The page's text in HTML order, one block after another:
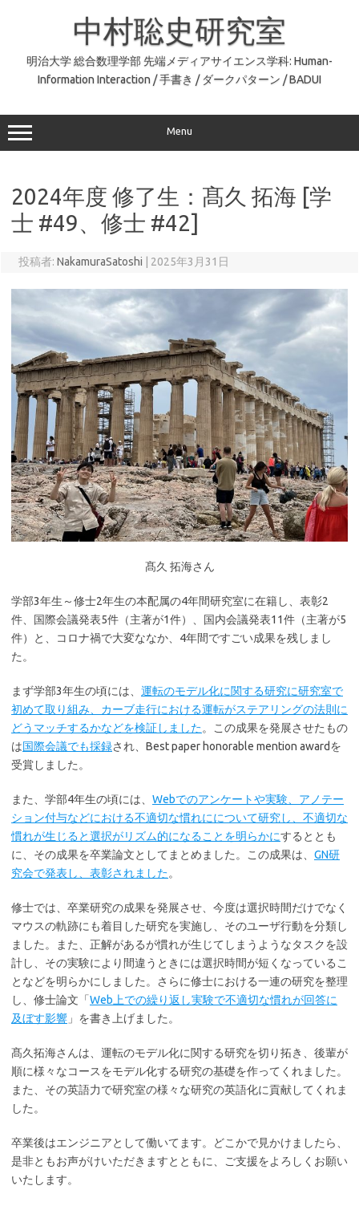
中村聡史研究室
明治大学 総合数理学部 先端メディアサイエンス学科: Human-
Information Interaction / 手書き / ダークパターン / BADUI
Menu
2024年度 修了生：髙久 拓海 [学
士 #49、修士 #42]
投稿者: NakamuraSatoshi 2025年3月31日
髙久 拓海さん
学部3年生～修士2年生の本配属の4年間研究室に在籍し、表彰2
件、国際会議発表5件（主著が1件）、国内会議発表11件（主著が5
件）と、コロナ禍で大変ななか、4年間ですごい成果を残しまし
た。
まず学部3年生の頃には、 運転のモデル化に関する研究に研究室で
初めて取り組み、カーブ走行における運転がステアリングの法則に
どうマッチするかなどを検証しました。この成果を発展させたもの
は国際会議でも採録され、Best paper honorable mention awardを
受賞しました。
また、学部4年生の頃には、 Webでのアンケートや実験、アノテー
ション付与などにおける不適切な慣れにについて研究し、不適切な
慣れが生じると選択がリズム的になることを明らかにするととも
に、その成果を卒業論文としてまとめました。この成果は、 GN研
究会で発表し、表彰されました。
修士では、卒業研究の成果を発展させ、今度は選択時間だけでなく
マウスの軌跡にも着目した研究を実施し、そのユーザ行動を分類し
ました。また、正解があるが慣れが生じてしまうようなタスクを設
計し、その実験により間違うときには選択時間が短くなっているこ
となどを明らかにしました。さらに修士における一連の研究を整理
し、修士論文「Web上での繰り返し実験で不適切な慣れが回答に
及ぼす影響 」を書き上げました。
髙久拓海さんは、運転のモデル化に関する研究を切り拓き、後輩が
順に様々なコースをモデル化する研究の基礎を作ってくれました。
また、その英語力で研究室の様々な研究の英語化に貢献してくれま
した。
卒業後はエンジニアとして働いてます。どこかで見かけましたら、
是非ともお声がけいただきますとともに、ご支援をよろしくお願い
いたします。